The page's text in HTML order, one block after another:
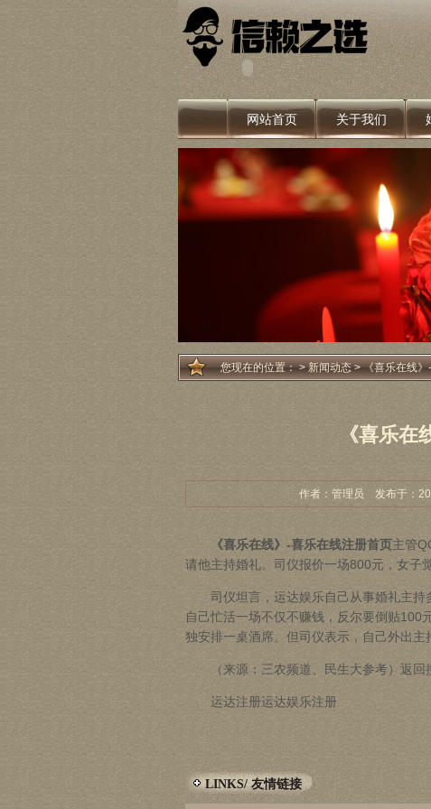
网站首页 关于我们
您现在的位置：>新闻动态> 《喜乐在线》
《喜乐在
作者：管理员 发布于：
《喜乐在线》-喜乐在线注册首页主管
请他主持婚礼。司仪报价一场800元，女子
司仪坦言， 运达娱乐自己从事婚礼主持
自己忙活一场不仅不赚钱，反尔要倒贴100
独安排一桌酒席。但司仪表示，自己外出主
（来源：三农频道、民生大参考）返回
运达注册运达娱乐注册
LINKS/ 友情链接